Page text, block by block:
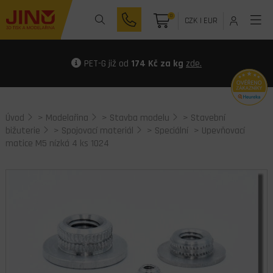
0 CZK| EUR
PET-G již od 174 Kč za kg zde.
Úvod > Modelařina > Stavba modelu > Stavební
bižuterie
> Spojovací materiál > Speciální > Upevňovací
matice M5 nízká 4 ks 1024